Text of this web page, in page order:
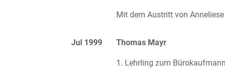
Mit dem Austritt von
Jul 1999 Thomas Mayr
1. Lehrling zum